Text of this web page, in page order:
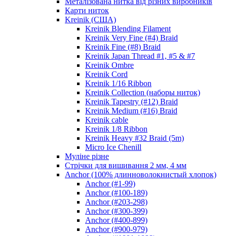
Карти ниток
Kreinik (США)
Kreinik Blending Filament
Kreinik Very Fine (#4) Braid
Kreinik Fine (#8) Braid
Kreinik Japan Thread #1, #5 & #7
Kreinik Ombre
Kreinik Cord
Kreinik 1/16 Ribbon
Kreinik Collection (наборы ниток)
Kreinik Tapestry (#12) Braid
Kreinik Medium (#16) Braid
Kreinik cable
Kreinik 1/8 Ribbon
Kreinik Heavy #32 Braid (5m)
Micro Ice Chenill
Муліне різне
Стрічки для вишивання 2 мм, 4 мм
Anchor (100% длинноволокнистый хлопок)
Anchor (#1-99)
Anchor (#100-189)
Anchor (#203-298)
Anchor (#300-399)
Anchor (#400-899)
Anchor (#900-979)